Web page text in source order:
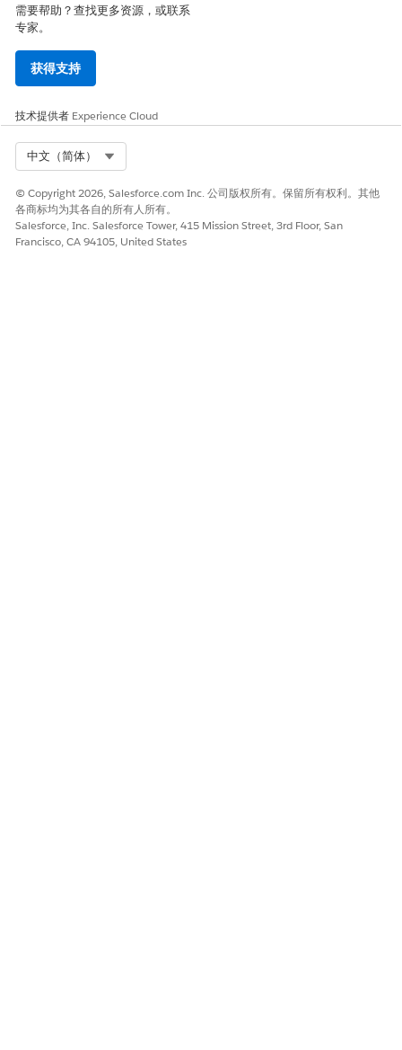
如果您需要以上步骤的帮助或自动化，请联系您的
务。
只有当用户不拥有任何内容（项目、工作簿、视图或
除拥有内容的用户，用户站点角色将被设置为“未授
权”，但不会被删除。
知识文章编号
001458204
需要帮助？查找更多资源，或联系
专家。
获得支持
技术提供者 Experience Cloud
中文（简体）
© Copyright 2026, Salesforce.com Inc. 公司版权所有。保留所有权利。其他
各商标均为其各自的所有人所有。
Salesforce, Inc. Salesforce Tower, 415 Mission Street, 3rd Floor, San
Francisco, CA 94105, United States